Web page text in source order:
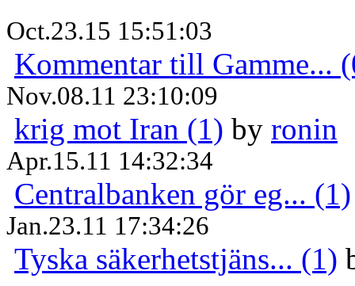
Oct.23.15 15:51:03
Kommentar till Gamme...
Nov.08.11 23:10:09
krig mot Iran (1) by ronin
Apr.15.11 14:32:34
Centralbanken gör eg... (1)
Jan.23.11 17:34:26
Tyska säkerhetstjäns... (1)